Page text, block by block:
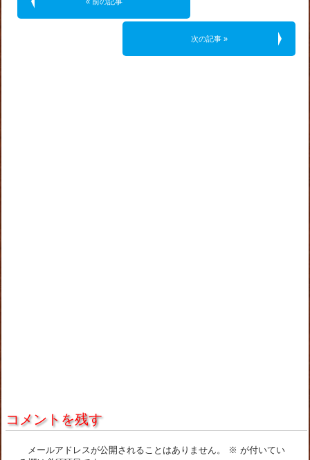
次の記事 »
コメントを残す
メールアドレスが公開されることはありません。 ※ が付いてい